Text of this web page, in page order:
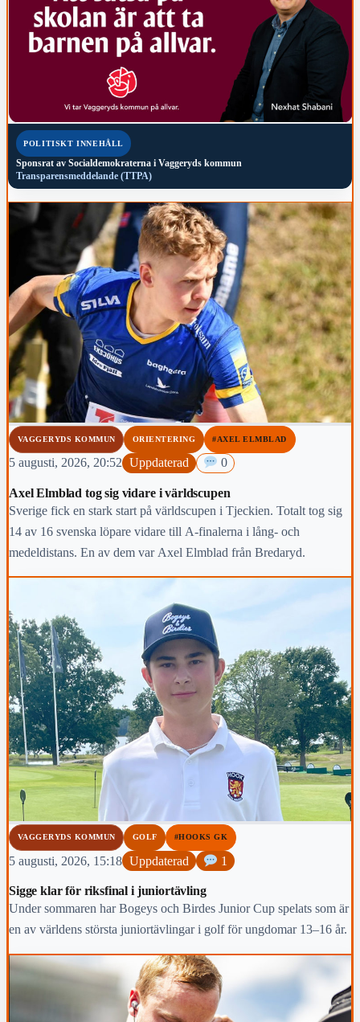
POLITISKT INNEHÅLL
Sponsrat av Socialdemokraterna i Vaggeryds kommun
Transparensmeddelande (TTPA)
VAGGERYDS KOMMUN ORIENTERING #AXEL ELMBLAD
5 augusti, 2026, 20:52 Uppdaterad 0
Axel Elmblad tog sig vidare i världscupen
Sverige fick en stark start på världscupen i Tjeckien. Totalt tog sig
14 av 16 svenska löpare vidare till A-finalerna i lång- och
medeldistans. En av dem var Axel Elmblad från Bredaryd.
VAGGERYDS KOMMUN GOLF #HOOKS GK
5 augusti, 2026, 15:18 Uppdaterad 1
Sigge klar för riksfinal i juniortävling
Under sommaren har Bogeys och Birdes Junior Cup spelats som är
en av världens största juniortävlingar i golf för ungdomar 13–16 år.